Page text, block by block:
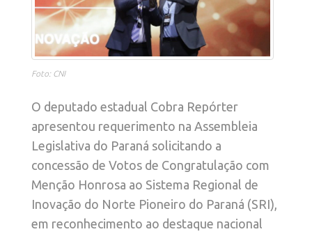
Foto: CNI
O deputado estadual Cobra Repórter
apresentou requerimento na Assembleia
Legislativa do Paraná solicitando a
concessão de Votos de Congratulação com
Menção Honrosa ao Sistema Regional de
Inovação do Norte Pioneiro do Paraná (SRI),
em reconhecimento ao destaque nacional